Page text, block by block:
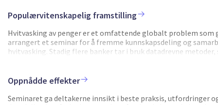
Populærvitenskapelig framstilling
Hvitvasking av penger er et omfattende globalt problem
arrangert et seminar for å fremme kunnskapsdeling og
hvitvasking. Stadig flere banker tar i bruk datadrevne
egne data kan begrense potensialet for datadrevne
Seminaret ble arrangert av og hos Norsk Regnesentral den
av deltakerne bestod av analytikere/utviklere/ansvarlige for
Oppnådde effekter
Seminaret ga deltakerne innsikt i beste praksis, utfordringer